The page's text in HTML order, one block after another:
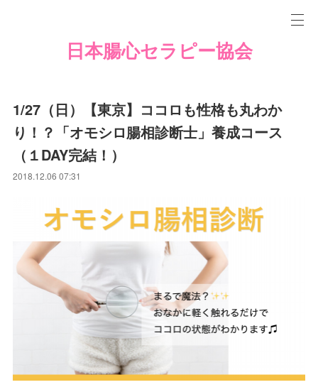
日本腸心セラピー協会
1/27（日）【東京】ココロも性格も丸わか
り！？「オモシロ腸相診断士」養成コース
（１DAY完結！）
2018.12.06 07:31